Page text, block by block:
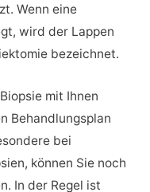
Wenn eine
wird der Lappen
bezeichnet.
mit Ihnen
Behandlungsplan
bei
können Sie noch
In der Regel ist